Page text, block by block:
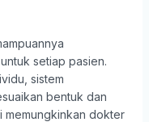
setiap pasien.
sistem
bentuk dan
memungkinkan dokter